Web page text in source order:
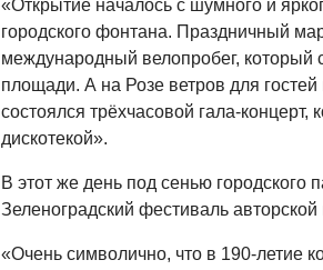
«Открытие началось с шумного и
городского фонтана. Праздничный
международный велопробег, который
площади. А на Розе ветров для гостей
состоялся трёхчасовой гала-концерт,
дискотекой».
В этот же день под сенью городского
Зеленоградский фестиваль
«Очень символично, что в 190-летие